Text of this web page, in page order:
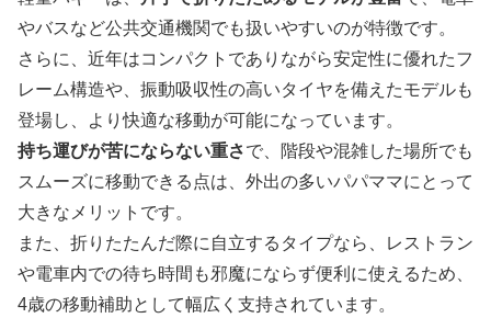
やバスなど公共交通機関でも扱いやすいのが特徴です。
さらに、近年はコンパクトでありながら安定性に優れたフ
レーム構造や、振動吸収性の高いタイヤを備えたモデルも
登場し、より快適な移動が可能になっています。
持ち運びが苦にならない重さで、階段や混雑した場所でも
スムーズに移動できる点は、外出の多いパパママにとって
大きなメリットです。
また、折りたたんだ際に自立するタイプなら、レストラン
や電車内での待ち時間も邪魔にならず便利に使えるため、
4歳の移動補助として幅広く支持されています。